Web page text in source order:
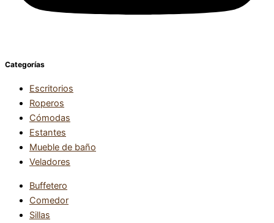
Categorías
Escritorios
Roperos
Cómodas
Estantes
Mueble de baño
Veladores
Buffetero
Comedor
Sillas